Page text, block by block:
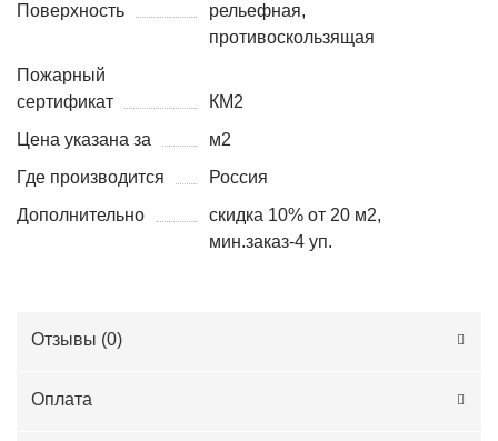
Поверхность
рельефная,
противоскользящая
Пожарный
сертификат
КМ2
Цена указана за
м2
Где производится
Россия
Дополнительно
скидка 10% от 20 м2,
мин.заказ-4 уп.
Отзывы (0)
Оплата